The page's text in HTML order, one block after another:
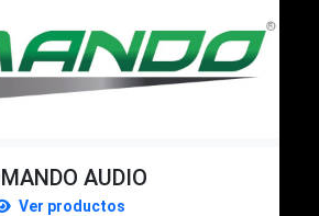
AUDIO
Ver productos